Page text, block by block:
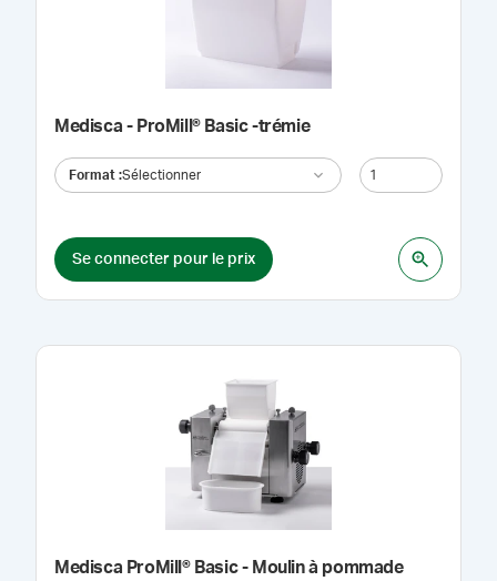
Medisca - ProMill® Basic -trémie
Format :Sélectionner
Se connecter pour le prix
Medisca ProMill® Basic - Moulin à pommade